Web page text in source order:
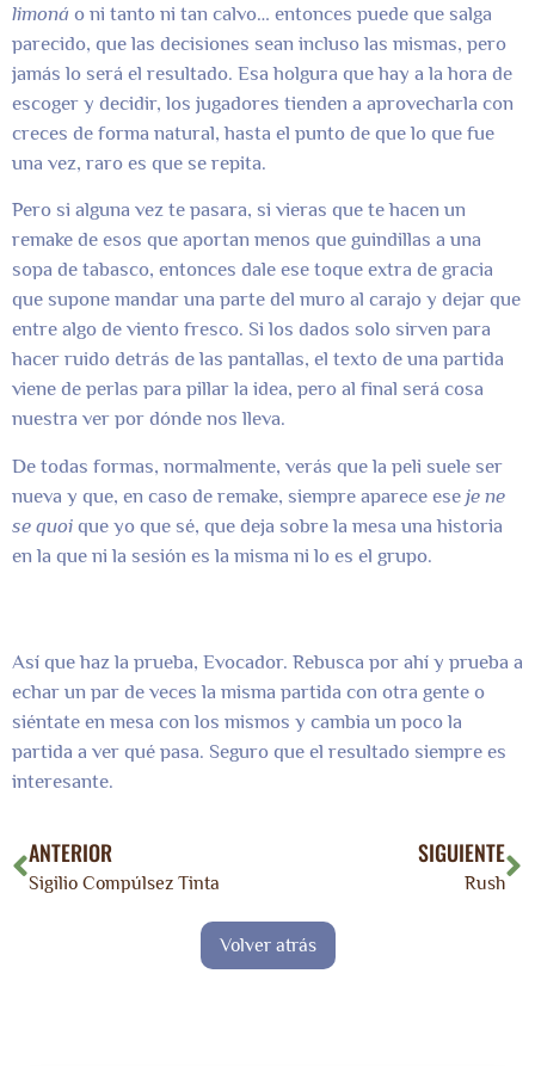
limoná o ni tanto ni tan calvo… entonces puede que salga
parecido, que las decisiones sean incluso las mismas, pero
jamás lo será el resultado. Esa holgura que hay a la hora de
escoger y decidir, los jugadores tienden a aprovecharla con
creces de forma natural, hasta el punto de que lo que fue
una vez, raro es que se repita.
Pero si alguna vez te pasara, si vieras que te hacen un
remake de esos que aportan menos que guindillas a una
sopa de tabasco, entonces dale ese toque extra de gracia
que supone mandar una parte del muro al carajo y dejar que
entre algo de viento fresco. Si los dados solo sirven para
hacer ruido detrás de las pantallas, el texto de una partida
viene de perlas para pillar la idea, pero al final será cosa
nuestra ver por dónde nos lleva.
De todas formas, normalmente, verás que la peli suele ser
nueva y que, en caso de remake, siempre aparece ese je ne
se quoi que yo que sé, que deja sobre la mesa una historia
en la que ni la sesión es la misma ni lo es el grupo.
Así que haz la prueba, Evocador. Rebusca por ahí y prueba a
echar un par de veces la misma partida con otra gente o
siéntate en mesa con los mismos y cambia un poco la
partida a ver qué pasa. Seguro que el resultado siempre es
interesante.
ANTERIOR
Sigilio Compúlsez Tinta
SIGUIENTE
Rush